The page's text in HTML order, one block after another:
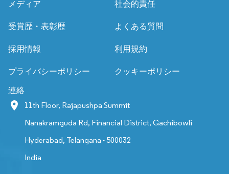
メディア 社会的責任
受賞歴・表彰歴 よくある質問
採用情報 利用規約
プライバシーポリシー クッキーポリシー
連絡
11th Floor, Rajapushpa Summit
Nanakramguda Rd, Financial District, Gachibowli
Hyderabad, Telangana - 500032
India